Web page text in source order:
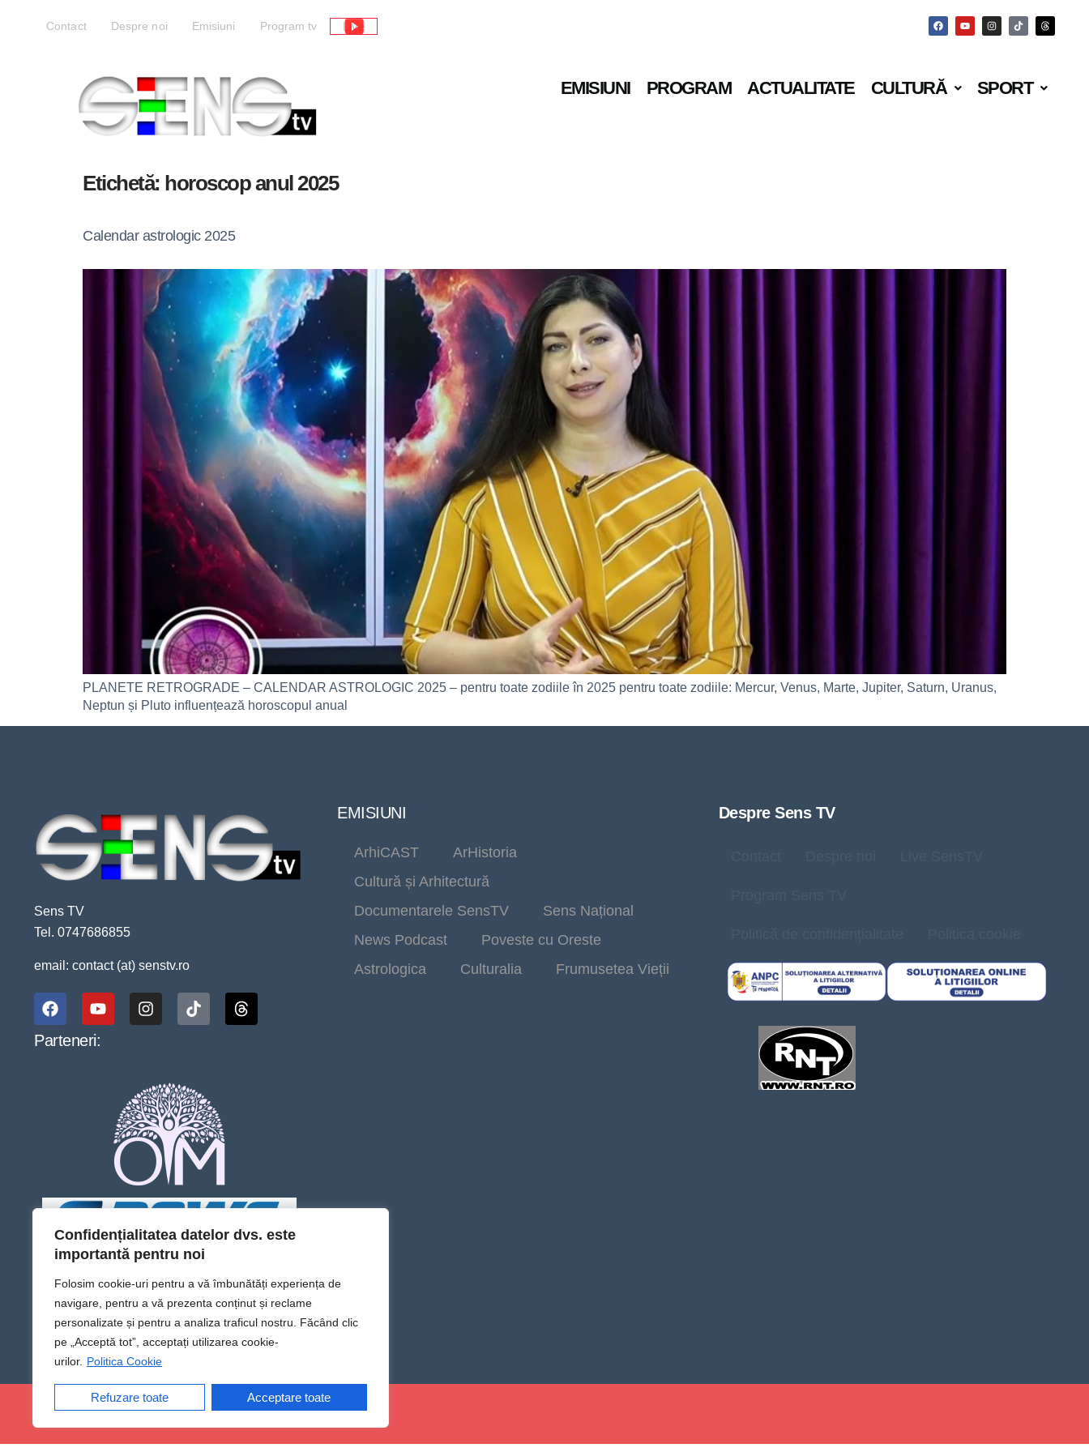
Confidențialitatea datelor dvs. este
importantă pentru noi
Folosim cookie-uri pentru a vă îmbunătăți experiența de
navigare, pentru a vă prezenta conținut și reclame
personalizate și pentru a analiza traficul nostru. Făcând clic
pe „Acceptă tot”, acceptați utilizarea cookie-
urilor. Politica Cookie
Refuzare toate Acceptare toate
Contact Despre noi Emisiuni Program tv Live
EMISIUNI PROGRAM ACTUALITATE CULTURĂ SPORT
Etichetă: horoscop anul 2025
Calendar astrologic 2025
PLANETE RETROGRADE – CALENDAR ASTROLOGIC 2025 – pentru toate zodiile în 2025 pentru toate zodiile: Mercur, Venus, Marte, Jupiter, Saturn, Uranus,
Neptun și Pluto influențează horoscopul anual
Sens TV
Tel. 0747686855
email: contact (at) senstv.ro
Parteneri:
EMISIUNI
ArhiCAST
ArHistoria
Cultură și Arhitectură
Documentarele SensTV
Sens Național
News Podcast
Poveste cu Oreste
Astrologica
Culturalia Frumusetea Vieții
Despre Sens TV
@Sens TV | Dă sens omului din tine!